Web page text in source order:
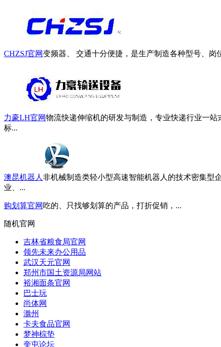
CHZSJ官网变频器、 交通十分便捷，是生产制造各种型号、
力豪LH官网物流快递伸缩机的研发与制造，专业快递行业一
标...
澳昆机器人 非机械制造类轻小型高速智能机器人的技术密集型
业、...
购划算官网 吃的、只找够划算的产品，打折促销，...
随机官网
吉林省粮食局官网
领先未来办公用品
武汉天元官网
郑州市国土资源局网站
裕湘面条官网
巴士玩
尚体网
滁州
卡夫食品官网
梦神棕垫
奎屯论坛